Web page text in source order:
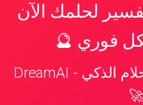
لحلمك الآن
فوري 🔮
📱 تطبيق تفسير الأحلام الذكي - DreamAI
🚀